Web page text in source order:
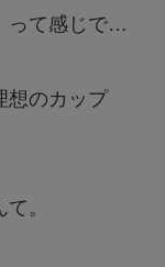
って感じで…
想のカップ
。